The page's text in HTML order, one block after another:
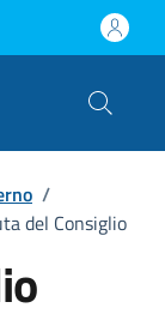
/
del Consiglio